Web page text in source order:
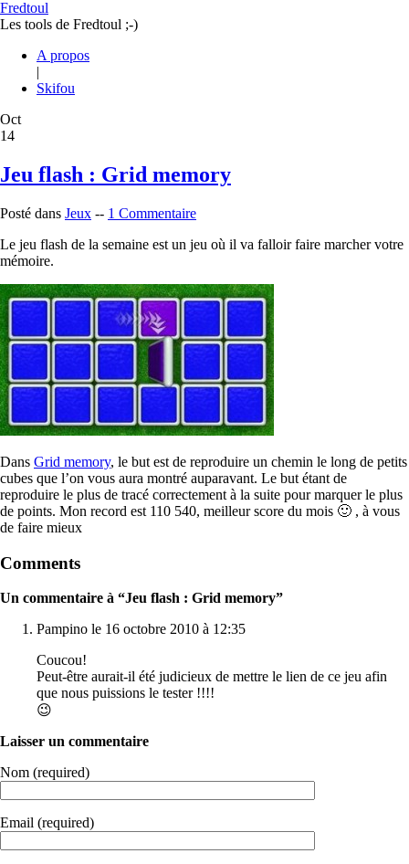
Fredtoul
Les tools de Fredtoul ;-)
A propos
|
Skifou
Oct
14
Jeu flash : Grid memory
Posté dans Jeux -- 1 Commentaire
Le jeu flash de la semaine est un jeu où il va falloir faire marcher votre
mémoire.
Dans Grid memory, le but est de reproduire un chemin le long de petits
cubes que l’on vous aura montré auparavant. Le but étant de
reproduire le plus de tracé correctement à la suite pour marquer le plus
de points. Mon record est 110 540, meilleur score du mois 🙂 , à vous
de faire mieux
Comments
Un commentaire à “Jeu flash : Grid memory”
Pampino le 16 octobre 2010 à 12:35
Coucou!
Peut-être aurait-il été judicieux de mettre le lien de ce jeu afin
que nous puissions le tester !!!!
😉
Laisser un commentaire
Nom (required)
Email (required)